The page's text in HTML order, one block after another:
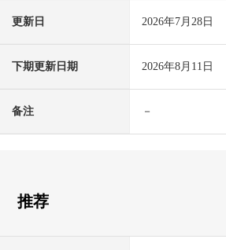
更新日 2026年7月28日
下期更新日期 2026年8月11日
备注 －
推荐